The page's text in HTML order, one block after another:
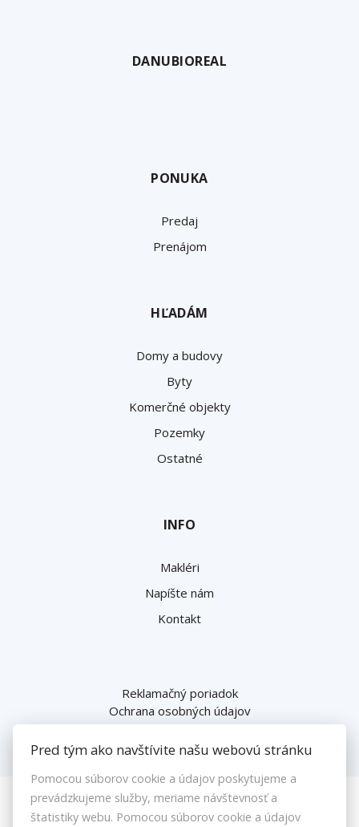
DANUBIOREAL
PONUKA
Predaj
Prenájom
HĽADÁM
Domy a budovy
Byty
Komerčné objekty
Pozemky
Ostatné
INFO
Makléri
Napíšte nám
Kontakt
Reklamačný poriadok
Ochrana osobných údajov
© 2026 - Danubioreal
Pred tým ako navštívite našu webovú stránku
Pomocou súborov cookie a údajov poskytujeme a
prevádzkujeme služby, meriame návštevnosť a
štatistiky webu. Pomocou súborov cookie a údajov